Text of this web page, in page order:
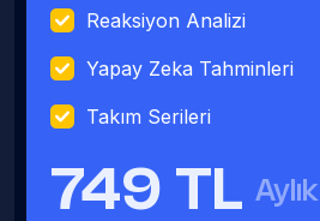
Reaksiyon Analizi
Yapay Zeka Tahminleri
Takım Serileri
749 TL Aylık